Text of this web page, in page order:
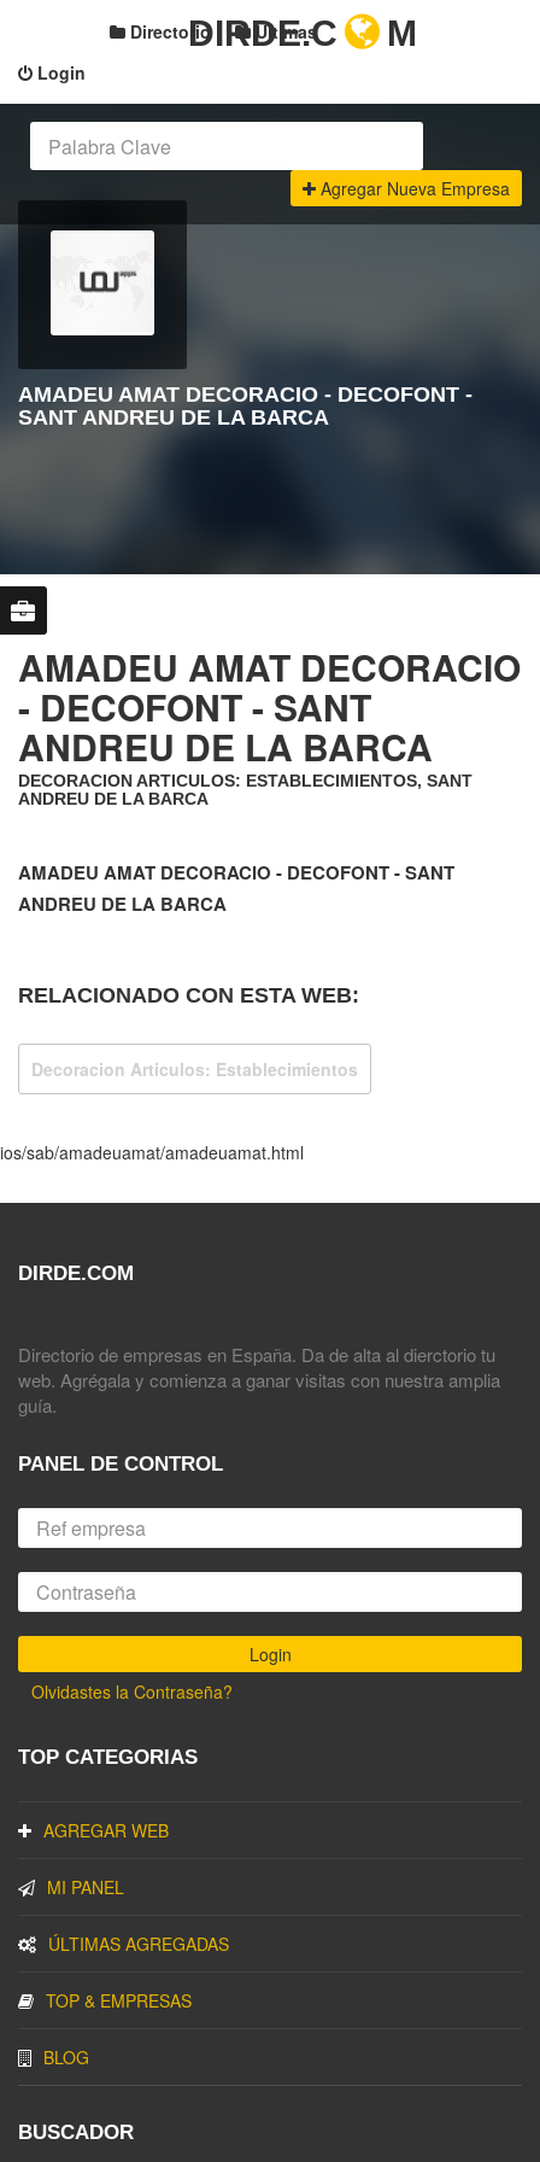
Login
Directorio Últimas
DIRDE.C M
Agregar Nueva Empresa
AMADEU AMAT DECORACIO - DECOFONT -
SANT ANDREU DE LA BARCA
AMADEU AMAT DECORACIO
- DECOFONT - SANT
ANDREU DE LA BARCA
DECORACION ARTICULOS: ESTABLECIMIENTOS, SANT
ANDREU DE LA BARCA
AMADEU AMAT DECORACIO - DECOFONT - SANT
ANDREU DE LA BARCA
RELACIONADO CON ESTA WEB:
Decoracion Articulos: Establecimientos
sab/amadeuamat/amadeuamat.html
DIRDE.COM
Directorio de empresas en España. Da de alta al dierctorio tu
web. Agrégala y comienza a ganar visitas con nuestra amplia
guía.
PANEL DE CONTROL
Olvidastes la Contraseña?
TOP CATEGORIAS
AGREGAR WEB
MI PANEL
ÚLTIMAS AGREGADAS
TOP & EMPRESAS
BLOG
BUSCADOR